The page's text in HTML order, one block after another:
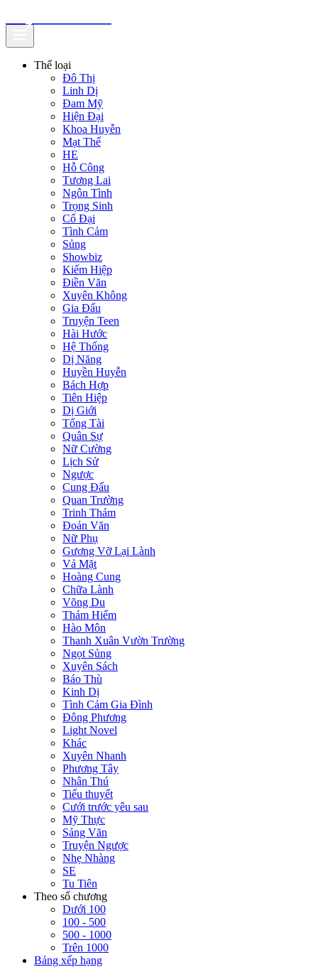
Thể loại
Đô Thị
Linh Dị
Đam Mỹ
Hiện Đại
Khoa Huyễn
Mạt Thế
HE
Hỗ Công
Tương Lai
Ngôn Tình
Trọng Sinh
Cổ Đại
Tình Cảm
Sủng
Showbiz
Kiếm Hiệp
Điền Văn
Xuyên Không
Gia Đấu
Truyện Teen
Hài Hước
Hệ Thống
Dị Năng
Huyền Huyễn
Bách Hợp
Tiên Hiệp
Dị Giới
Tổng Tài
Quân Sự
Nữ Cường
Lịch Sử
Ngược
Cung Đấu
Quan Trường
Trinh Thám
Đoản Văn
Nữ Phụ
Gương Vỡ Lại Lành
Vả Mặt
Hoàng Cung
Chữa Lành
Võng Du
Thám Hiểm
Hào Môn
Thanh Xuân Vườn Trường
Ngọt Sủng
Xuyên Sách
Báo Thù
Kinh Dị
Tình Cảm Gia Đình
Đông Phương
Light Novel
Khác
Xuyên Nhanh
Phương Tây
Nhân Thú
Tiểu thuyết
Cưới trước yêu sau
Mỹ Thực
Sảng Văn
Truyện Ngược
Nhẹ Nhàng
SE
Tu Tiên
Theo số chương
Dưới 100
100 - 500
500 - 1000
Trên 1000
Bảng xếp hạng